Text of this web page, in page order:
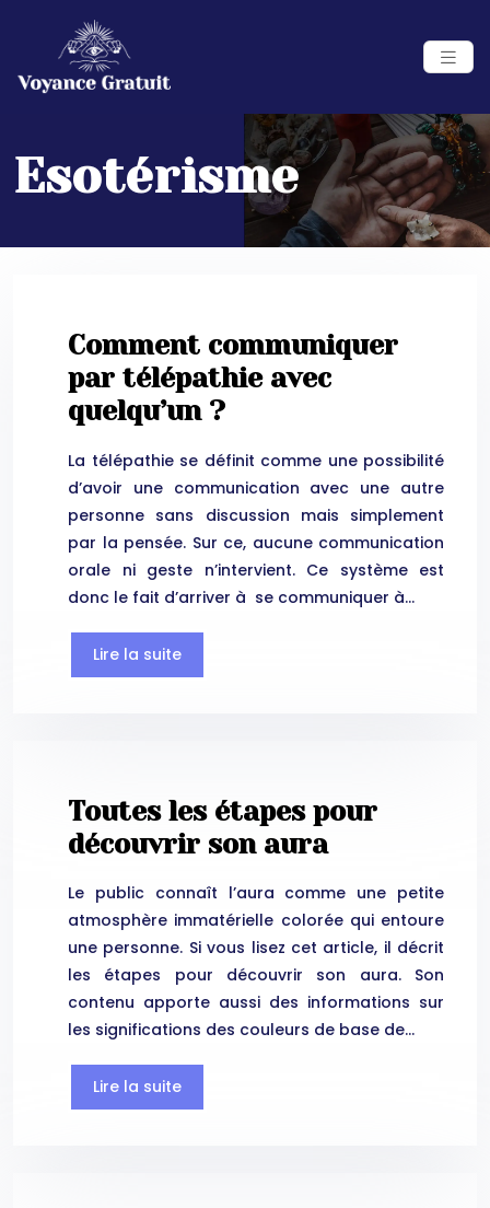
Esotérisme
Comment communiquer
par télépathie avec
quelqu’un ?
La télépathie se définit comme une possibilité
d’avoir une communication avec une autre
personne sans discussion mais simplement
par la pensée. Sur ce, aucune communication
orale ni geste n’intervient. Ce système est
donc le fait d’arriver à se communiquer à…
Lire la suite
Toutes les étapes pour
découvrir son aura
Le public connaît l’aura comme une petite
atmosphère immatérielle colorée qui entoure
une personne. Si vous lisez cet article, il décrit
les étapes pour découvrir son aura. Son
contenu apporte aussi des informations sur
les significations des couleurs de base de…
Lire la suite